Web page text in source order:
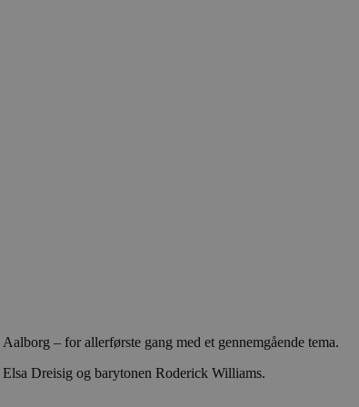
– for allerførste gang med et gennemgående tema.
Dreisig og barytonen Roderick Williams.